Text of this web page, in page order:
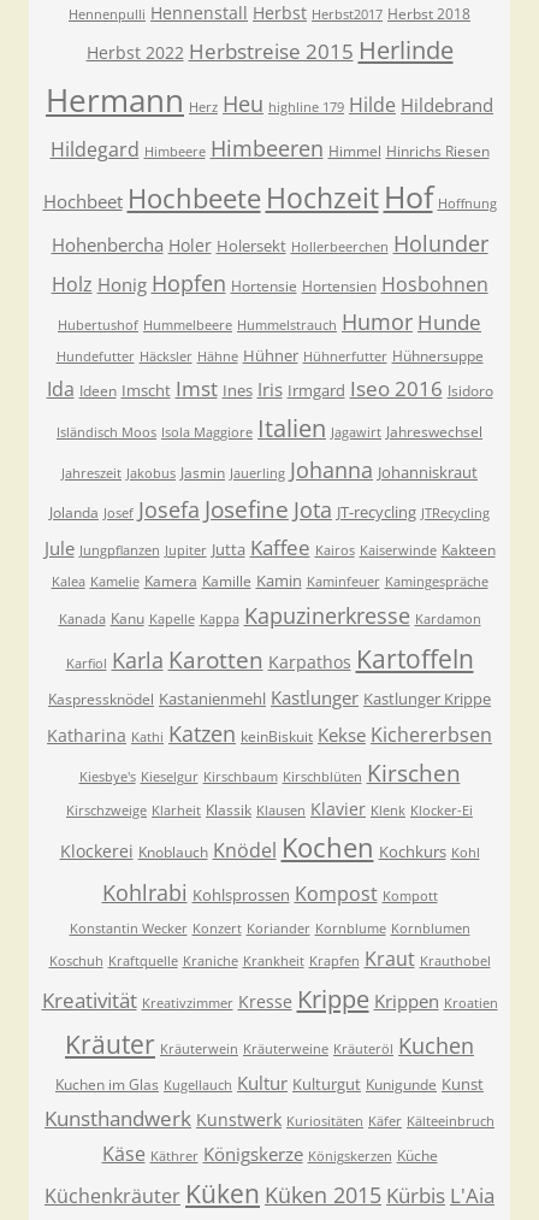
Hennenpulli Hennenstall Herbst Herbst2017 Herbst 2018
Herbst 2022 Herbstreise 2015 Herlinde
Hermann Herz Heu highline 179 Hilde Hildebrand
Hildegard Himbeere Himbeeren Himmel Hinrichs Riesen
Hochbeet Hochbeete Hochzeit Hof Hoffnung
Hohenbercha Holer Holersekt Hollerbeerchen Holunder
Holz Honig Hopfen Hortensie Hortensien Hosbohnen
Hubertushof Hummelbeere Hummelstrauch Humor Hunde
Hundefutter Häcksler Hähne Hühner Hühnerfutter Hühnersuppe
Ida Ideen Imscht Imst Ines Iris Irmgard Iseo 2016 Isidoro
Isländisch Moos Isola Maggiore Italien Jagawirt Jahreswechsel
Jahreszeit Jakobus Jasmin Jauerling Johanna Johanniskraut
Jolanda Josef Josefa Josefine Jota JT-recycling JTRecycling
Jule Jungpflanzen Jupiter Jutta Kaffee Kairos Kaiserwinde Kakteen
Kalea Kamelie Kamera Kamille Kamin Kaminfeuer Kamingespräche
Kanada Kanu Kapelle Kappa Kapuzinerkresse Kardamon
Karfiol Karla Karotten Karpathos Kartoffeln
Kaspressknödel Kastanienmehl Kastlunger Kastlunger Krippe
Katharina Kathi Katzen keinBiskuit Kekse Kichererbsen
Kiesbye's Kieselgur Kirschbaum Kirschblüten Kirschen
Kirschzweige Klarheit Klassik Klausen Klavier Klenk Klocker-Ei
Klockerei Knoblauch Knödel Kochen Kochkurs Kohl
Kohlrabi Kohlsprossen Kompost Kompott
Konstantin Wecker Konzert Koriander Kornblume Kornblumen
Koschuh Kraftquelle Kraniche Krankheit Krapfen Kraut Krauthobel
Kreativität Kreativzimmer Kresse Krippe Krippen Kroatien
Kräuter Kräuterwein Kräuterweine Kräuteröl Kuchen
Kuchen im Glas Kugellauch Kultur Kulturgut Kunigunde Kunst
Kunsthandwerk Kunstwerk Kuriositäten Käfer Kälteeinbruch
Käse Käthrer Königskerze Königskerzen Küche
Küchenkräuter Küken Küken 2015 Kürbis L'Aia